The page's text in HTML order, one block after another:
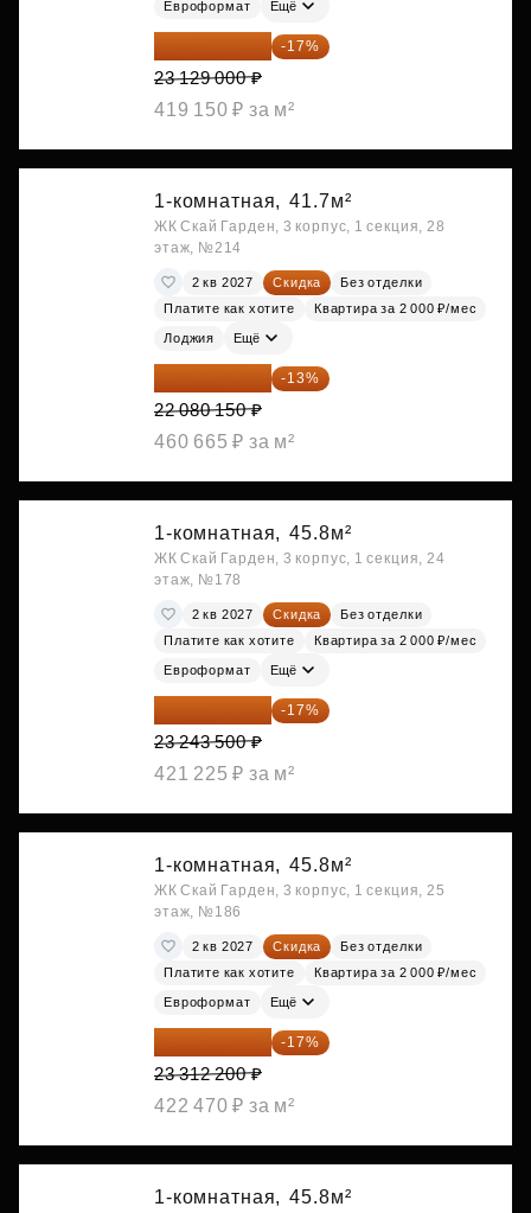
Евроформат Ещё
19 197 070 ₽ -17%
23 129 000 ₽
419 150 ₽ за м²
1-комнатная, 41.7м²
ЖК Скай Гарден, 3 корпус, 1 секция, 28
этаж, №214
2 кв 2027 Скидка
Без отделки
Платите как хотите
Квартира за 2 000 ₽/мес
Лоджия Ещё
19 209 731 ₽ -13%
22 080 150 ₽
460 665 ₽ за м²
1-комнатная, 45.8м²
ЖК Скай Гарден, 3 корпус, 1 секция, 24
этаж, №178
2 кв 2027 Скидка
Без отделки
Платите как хотите
Квартира за 2 000 ₽/мес
Евроформат Ещё
19 292 105 ₽ -17%
23 243 500 ₽
421 225 ₽ за м²
1-комнатная, 45.8м²
ЖК Скай Гарден, 3 корпус, 1 секция, 25
этаж, №186
2 кв 2027 Скидка
Без отделки
Платите как хотите
Квартира за 2 000 ₽/мес
Евроформат Ещё
19 349 126 ₽ -17%
23 312 200 ₽
422 470 ₽ за м²
1-комнатная, 45.8м²